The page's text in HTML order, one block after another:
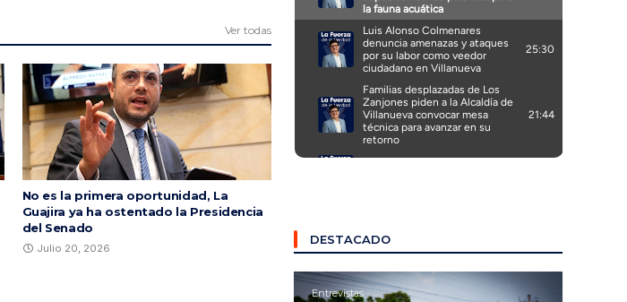
Ver todas
No es la primera oportunidad, La
Guajira ya ha ostentado la Presidencia
del Senado
Julio 20, 2026
DESTACADO
Entrevistas